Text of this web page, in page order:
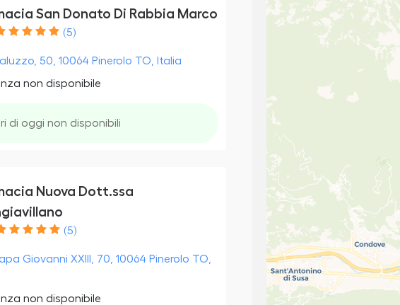
San Donato Di Rabbia Marco
(5)
50, 10064 Pinerolo TO, Italia
non disponibile
di oggi non disponibili
Nuova Dott.ssa
(5)
Giovanni XXIII, 70, 10064 Pinerolo TO,
non disponibile